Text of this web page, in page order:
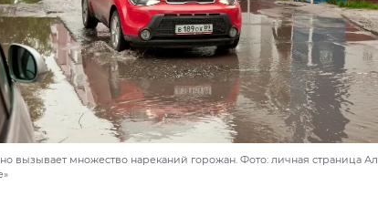
вызывает множество нареканий горожан. Фото: личная страница